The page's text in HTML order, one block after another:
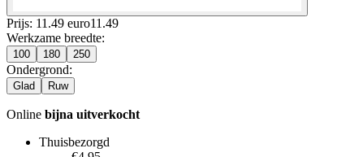
Prijs: 11.49 euro11 .49
Werkzame breedte:
100 180 250
Ondergrond:
Glad Ruw
Online bijna uitverkocht
Thuisbezorgd